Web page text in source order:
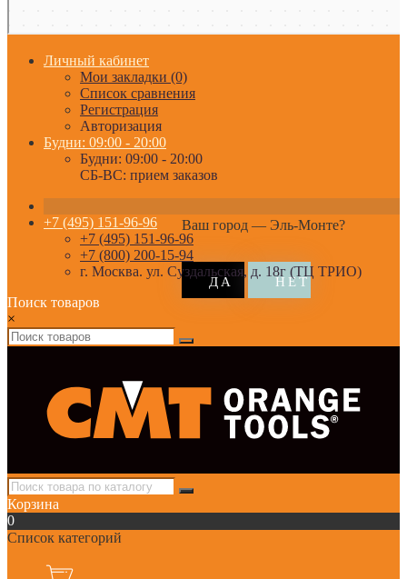
Личный кабинет
Мои закладки (0)
Список сравнения
Регистрация
Авторизация
Будни: 09:00 - 20:00
Будни: 09:00 - 20:00
СБ-ВС: прием заказов
Ваш город — Эль-Монте?
+7 (495) 151-96-96
+7 (495) 151-96-96
+7 (800) 200-15-94
г. Москва. ул. Суздальская, д. 18г (ТЦ ТРИО)
Поиск товаров
×
Корзина
0
Список категорий